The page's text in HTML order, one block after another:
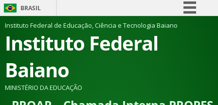
BRASIL
Simplifique!
Comunica BR
Canais
Instituto Federal de Educação, Ciência e Tecnologia Baiano
Instituto Federal
Baiano
MINISTÉRIO DA EDUCAÇÃO